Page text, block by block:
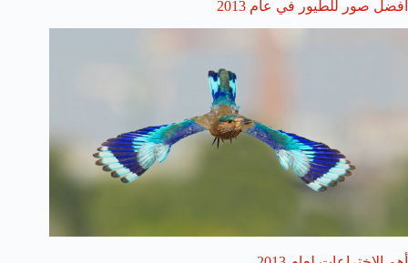
أفضل صور للطيور في عام 2013